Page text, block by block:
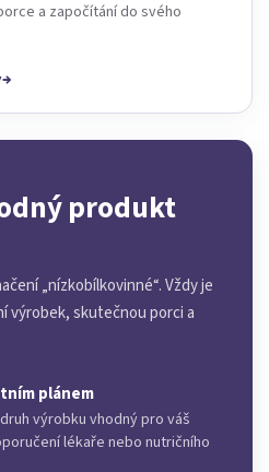
a započítání do svého
produkt
„nízkobílkovinné“. Vždy je
skutečnou porci a
plánem
výrobku vhodný pro váš
lékaře nebo nutričního